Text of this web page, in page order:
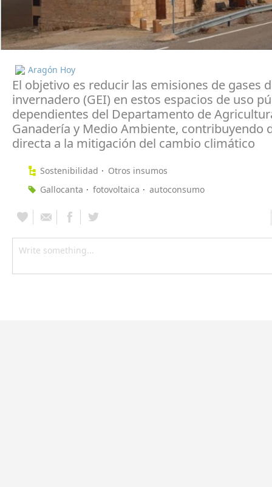
Aragón Hoy
El objetivo es reducir las emisiones de gases
invernadero (GEI) en estos espacios de uso
dependientes del Departamento de
Ganadería y Medio Ambiente, contribuyendo
directa a la mitigación del cambio climático
Sostenibilidad
Otros insumos
Gallocanta
fotovoltaica autoconsumo